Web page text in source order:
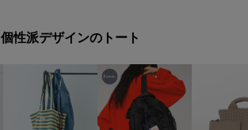
個性派デザインのトート